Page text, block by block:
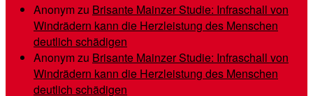
Anonymzu Brisante Mainzer Studie: Infraschall von
Windrädern kann die Herzleistung des Menschen
deutlich schädigen
Anonymzu Brisante Mainzer Studie: Infraschall von
Windrädern kann die Herzleistung des Menschen
deutlich schädigen